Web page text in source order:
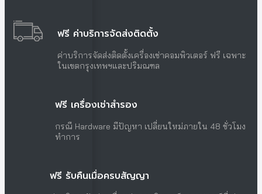
ฟรี ค่าบริการจัดส่งติดตั้ง
ค่าบริการจัดส่งติดตั้งเครื่องเช่าคอมพิวเตอร์ ฟรี เฉพาะ
ในเขตกรุงเทพฯและปริมณฑล
ฟรี เครื่องเช่าสำรอง
กรณี Hardware มีปัญหา เปลี่ยนใหม่ภายใน 48 ชั่วโมง
ทำการ
ฟรี รับคืนเมื่อครบสัญญา